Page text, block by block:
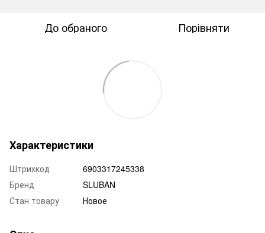
До обраного Порівняти
Характеристики
Штрихкод
6903317245338
Бренд
SLUBAN
Стан товару
Новое